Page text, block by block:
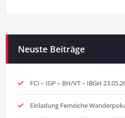
Neuste Beiträge
FCI – IGP – BH/VT – IBGH
Einladung Femeiche